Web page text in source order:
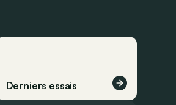
Derniers essais